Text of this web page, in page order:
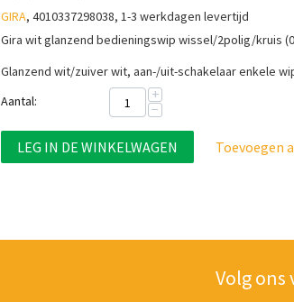
GIRA, 4010337298038, 1-3 werkdagen levertijd
Gira wit glanzend bedieningswip wissel/2polig/kruis
Glanzend wit/zuiver wit, aan-/uit-schakelaar enkele
Aantal:
+
−
LEG IN DE WINKELWAGEN Toevoegen
Volg ons